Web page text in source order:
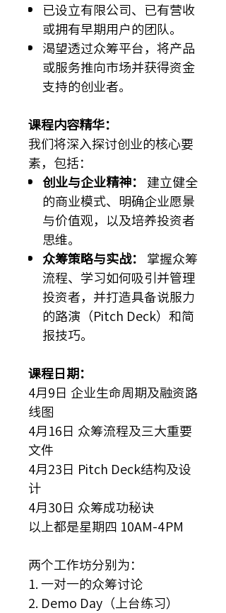
已设立有限公司、已有营收
或拥有早期用户的团队。
渴望透过众筹平台，将产品
或服务推向市场并获得资金
支持的创业者。
课程内容精华：
我们将深入探讨创业的核心要
素，包括：
创业与企业精神：
建立健全
的商业模式、明确企业愿景
与价值观，以及培养投资者
思维。
众筹策略与实战：
掌握众筹
流程、学习如何吸引并管理
投资者，并打造具备说服力
的路演（Pitch Deck）和简
报技巧。
课程日期：
4月9日 企业生命周期及融资路
线图
4月16日 众筹流程及三大重要
文件
4月23日 Pitch Deck结构及设
计
4月30日 众筹成功秘诀
以上都是星期四 10AM-4PM
两个工作坊分别为：
1. 一对一的众筹讨论
2. Demo Day（上台练习）